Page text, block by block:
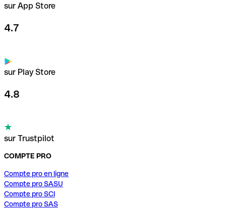
sur App Store
4.7
sur Play Store
4.8
sur Trustpilot
COMPTE PRO
Compte pro en ligne
Compte pro SASU
Compte pro SCI
Compte pro SAS